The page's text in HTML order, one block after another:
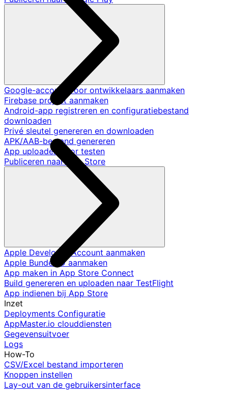
Google-account voor ontwikkelaars aanmaken
Firebase project aanmaken
Android-app registreren en configuratiebestand
downloaden
Privé sleutel genereren en downloaden
APK/AAB-bestand genereren
App uploaden voor testen
Publiceren naar App Store
Apple Developer Account aanmaken
Apple Bundel ID aanmaken
App maken in App Store Connect
Build genereren en uploaden naar TestFlight
App indienen bij App Store
Inzet
Deployments Configuratie
AppMaster.io clouddiensten
Gegevensuitvoer
Logs
How-To
CSV/Excel bestand importeren
Knoppen instellen
Lay-out van de gebruikersinterface